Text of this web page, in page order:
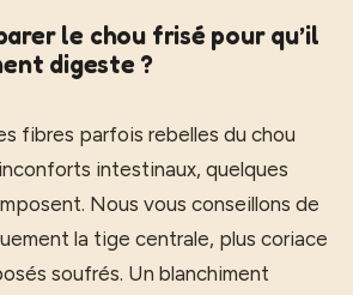
le chou frisé pour qu’il
digeste ?
fibres parfois rebelles du chou
intestinaux, quelques
Nous vous conseillons de
la tige centrale, plus coriace
soufrés. Un blanchiment